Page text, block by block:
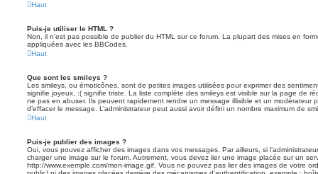
Haut
Puis-je utiliser le HTML ?
Non, il n’est pas possible de publier du HTML sur ce forum. La plupart des mises en
appliquées avec les BBCodes.
Haut
Que sont les smileys ?
Les smileys, ou émoticônes, sont de petites images utilisées pour exprimer des
signifie joyeux, :( signifie triste. La liste complète des smileys est visible sur la page de
ne pas en abuser. Ils peuvent rapidement rendre un message illisible et un modérateur
d’effacer le message. L’administrateur peut aussi avoir défini un nombre maximum de
Haut
Puis-je publier des images ?
Oui, vous pouvez afficher des images dans vos messages. Par ailleurs, si
charger une image sur le forum. Autrement, vous devez lier une image placée sur un
http://www.exemple.com/mon-image.gif. Vous ne pouvez pas lier des images de votre